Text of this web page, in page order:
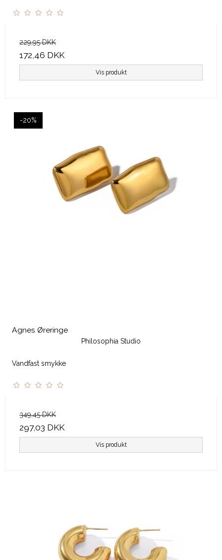
229,95 DKK
172,46 DKK
Vis produkt
-20%
Agnes Øreringe
Philosophia Studio
Vandfast smykke
349,45 DKK
297,03 DKK
Vis produkt